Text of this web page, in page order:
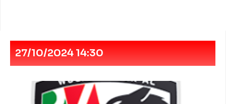
27/10/2024 14:30